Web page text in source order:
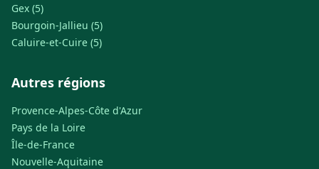
Gex (5)
Bourgoin-Jallieu (5)
Caluire-et-Cuire (5)
Autres régions
Provence-Alpes-Côte d'Azur
Pays de la Loire
Île-de-France
Nouvelle-Aquitaine